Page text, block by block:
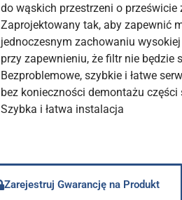
do wąskich przestrzeni o prześwicie
Zaprojektowany tak, aby zapewnić
jednoczesnym zachowaniu
przy zapewnieniu, że filtr nie będzie
Bezproblemowe, szybkie i łatwe
bez konieczności demontażu części
Szybka i łatwa instalacja
Zarejestruj Gwarancję na Produkt